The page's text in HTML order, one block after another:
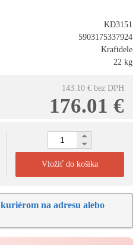
KD3151
5903175337924
Kraftdele
22 kg
143.10 € bez DPH
176.01 €
Vložiť do košíka
kuriérom na adresu alebo